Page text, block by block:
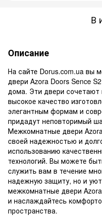
В
Описание
На сайте Dorus.com.ua вы
двери Azora Doors Sence
дома. Эти двери сочетают
высокое качество
элегантным формам и
придадут неповторимый
Межкомнатные двери
своей надежностью и
использованию
технологий. Вы можете
служить вам в течение
надежную защиту, но и
межкомнатные двери
и наслаждайтесь
пространства.